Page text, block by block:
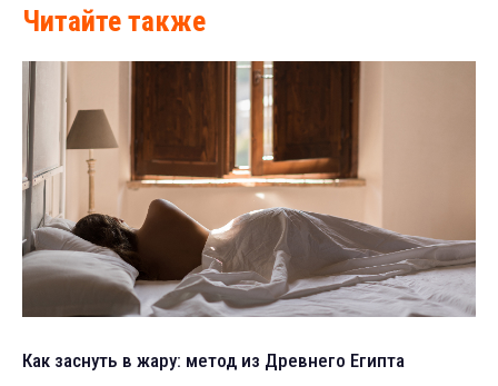
Читайте также
Как заснуть в жару: метод из Древнего Египта